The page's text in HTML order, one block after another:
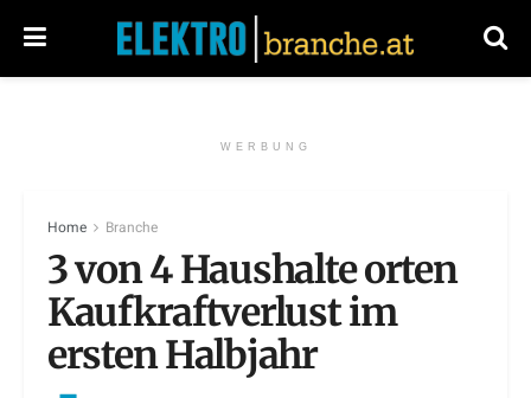
WERBUNG
Home Branche
3 von 4 Haushalte orten
Kaufkraftverlust im
ersten Halbjahr